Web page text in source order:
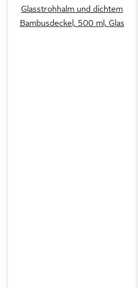
Glasstrohhalm und dichtem
Bambusdeckel, 500 ml, Glas